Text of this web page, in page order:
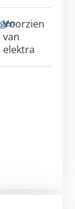
Voorzien
van
elektra